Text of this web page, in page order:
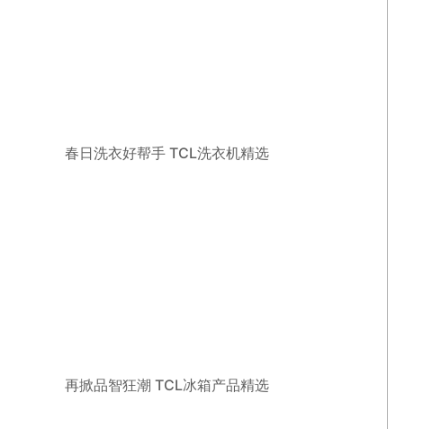
春日洗衣好帮手 TCL洗衣机精选
再掀品智狂潮 TCL冰箱产品精选